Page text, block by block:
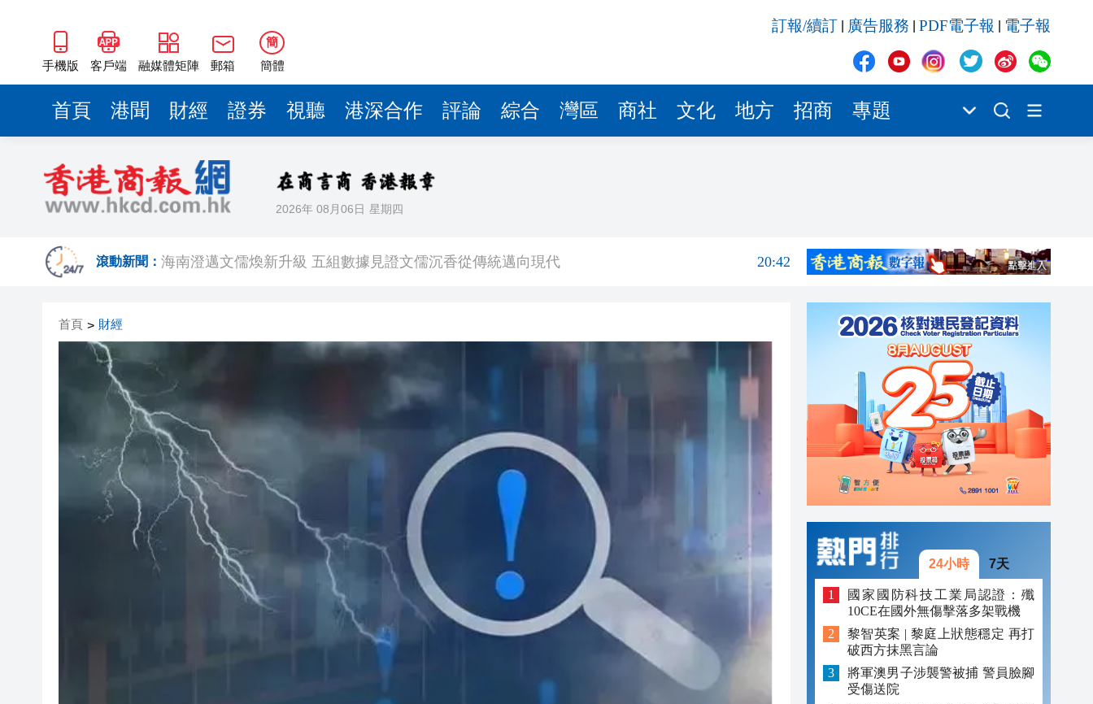
手機版 客戶端 融媒體矩陣 郵箱
簡
簡體
訂報/續訂 廣告服務 PDF電子報 電子報
首頁 港聞 財經 證券 視聽 港深合作 評論 綜合 灣區 商社 文化 地方 招商 專題
2026年 08月06日 星期四
滾動新聞：
2025年海南儋州以舊換新帶動消費約18億元
20:41
山東26戶省屬國企去年合計營收2.58萬億 利潤總額近936億
瀋陽鐵西校園閱讀活動解鎖閱讀新玩法
20:39
黎智英案｜吳良好：依法公正處理黎智英求情 罪證如山豈能妄想輕判
50餘位頂尖專家共話時代命題
梁振英率港區全國政協委員考察團來瓊考察
20:42
瀋陽鐵西校園閱讀活動解鎖閱讀新玩法
閩粵贛三地漢樂藝術家齊聚深圳，共奏客家文化傳承新篇章
黎智英案｜吳良好：依法公正處理黎智英求情 罪證如山豈能妄想輕判
50餘位頂尖專家共話時代命題
海南澄邁文儒煥新升級 五組數據見證文儒沉香從傳統邁向現代
20:42
梁振英率港區全國政協委員考察團來瓊考察
20:42
2025年海南儋州以舊換新帶動消費約18億元
20:41
山東26戶省屬國企去年合計營收2.58萬億 利潤總額近936億
瀋陽鐵西校園閱讀活動解鎖閱讀新玩法
閩粵贛三地漢樂藝術家齊聚深圳，共奏客家文化傳承新篇章
首頁 > 財經
24小時 7天
國家國防科技工業局認證：殲
10CE在國外無傷擊落多架戰機
黎智英案 | 黎庭上狀態穩定 再打
破西方抹黑言論
將軍澳男子涉襲警被捕 警員臉腳
受傷送院